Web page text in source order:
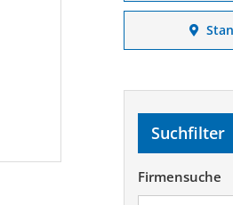
Suchfilter
Firmensuche